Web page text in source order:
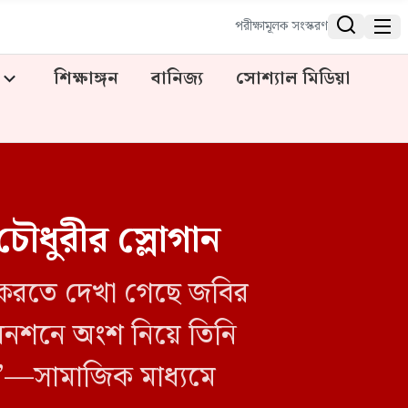
পরীক্ষামূলক সংস্করণ  
শিক্ষাঙ্গন বানিজ্য সোশ্যাল মিডিয়া
স্লোগান
দেখা গেছে জবির
অংশ নিয়ে তিনি
মাধ্যমে